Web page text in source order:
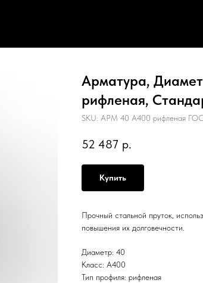
Арматура,
рифленая,
SKU: АРМ 40 А400 рифленая
52 487 р.
Купить
Прочный стальной пруток,
повышения их долговечности.
Диаметр: 40
Класс: А400
Тип профиля: рифленая